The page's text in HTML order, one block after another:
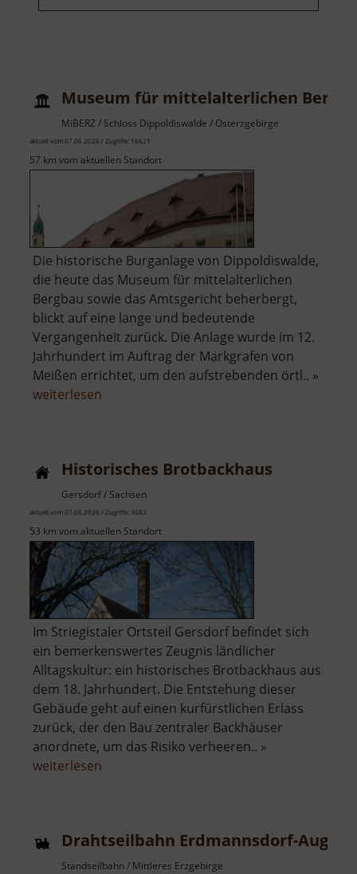
Museum für mittelalterlichen
MiBERZ / Schloss Dippoldiswalde / Osterzgebirge
aktuell vom 07.06.2026 / Zugriffe: 16621
57 km vom aktuellen Standort
Die historische Burganlage von Dippoldiswalde,
die heute das Museum für mittelalterlichen
Bergbau sowie das Amtsgericht beherbergt,
blickt auf eine lange und bedeutende
Vergangenheit zurück. Die Anlage wurde im 12.
Jahrhundert im Auftrag der Markgrafen von
Meißen errichtet, um den aufstrebenden örtl.. »
weiterlesen
Bergbau
im
Erzgebirge
Historisches Brotbackhaus
Gersdorf / Sachsen
aktuell vom 07.06.2026 / Zugriffe: 3683
53 km vom aktuellen Standort
Im Striegistaler Ortsteil Gersdorf befindet sich
ein bemerkenswertes Zeugnis ländlicher
Alltagskultur: ein historisches Brotbackhaus aus
dem 18. Jahrhundert. Die Entstehung dieser
Gebäude geht auf einen kurfürstlichen Erlass
zurück, der den Bau zentraler Backhäuser
anordnete, um das Risiko verheeren.. »
weiterlesen
Drahtseilbahn Erdmannsdorf-
Standseilbahn / Mittleres Erzgebirge